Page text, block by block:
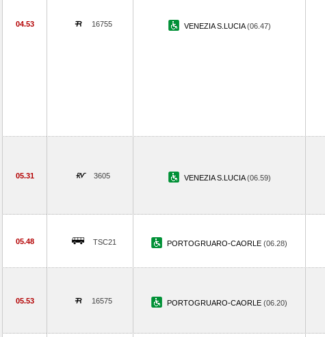
04.53 16755 VENEZIA S.LUCIA(06.47)
05.31 3605 VENEZIA S.LUCIA(06.59)
05.48 TSC21 PORTOGRUARO-CAORLE (06.28)
05.53 16575 PORTOGRUARO-CAORLE (06.20)